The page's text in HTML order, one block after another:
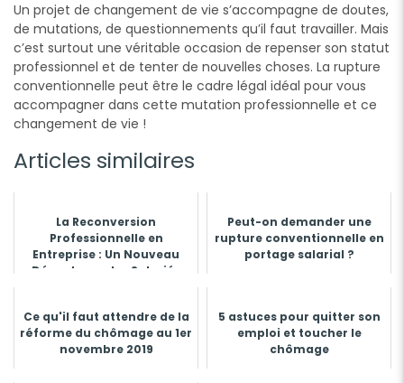
Un projet de changement de vie s’accompagne de doutes,
de mutations, de questionnements qu’il faut travailler. Mais
c’est surtout une véritable occasion de repenser son statut
professionnel et de tenter de nouvelles choses. La rupture
conventionnelle peut être le cadre légal idéal pour vous
accompagner dans cette mutation professionnelle et ce
changement de vie !
Articles similaires
La Reconversion
Professionnelle en
Entreprise : Un Nouveau
Départ pour les Salariés
Peut-on demander une
rupture conventionnelle en
portage salarial ?
Ce qu'il faut attendre de la
réforme du chômage au 1er
novembre 2019
5 astuces pour quitter son
emploi et toucher le
chômage